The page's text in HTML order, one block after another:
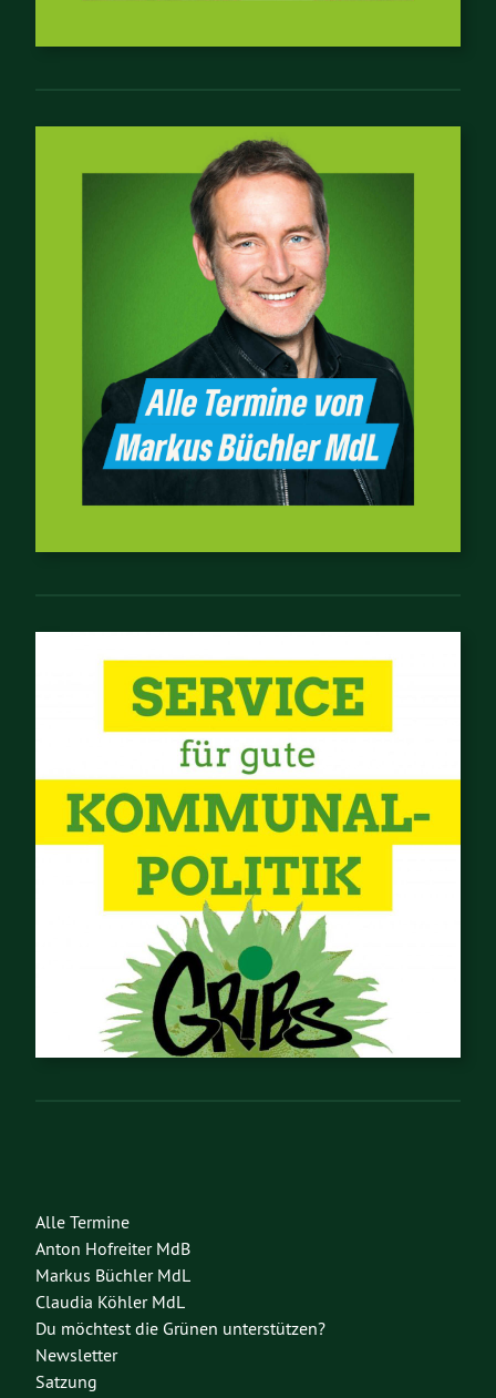
Alle Termine
Anton Hofreiter MdB
Markus Büchler MdL
Claudia Köhler MdL
Du möchtest die Grünen unterstützen?
Newsletter
Satzung